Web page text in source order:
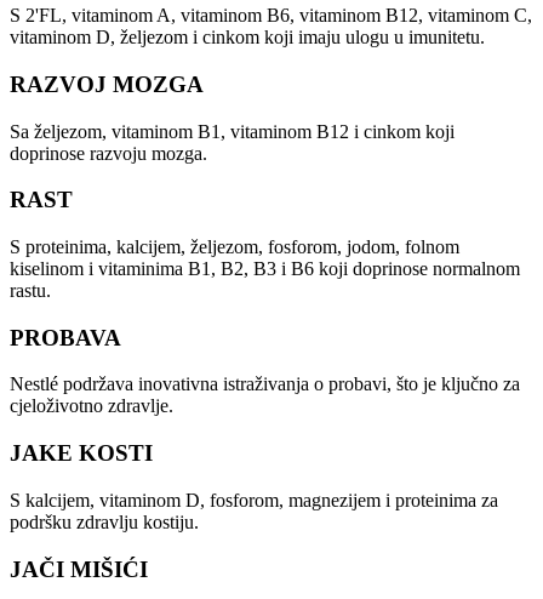
S 2'FL, vitaminom A, vitaminom B6, vitaminom B12, vitaminom C,
vitaminom D, željezom i cinkom koji imaju ulogu u imunitetu.​
RAZVOJ MOZGA
Sa željezom, vitaminom B1, vitaminom B12 i cinkom koji
doprinose razvoju mozga.​
RAST​
S proteinima, kalcijem, željezom, fosforom, jodom, folnom
kiselinom i vitaminima B1, B2, B3 i B6 koji doprinose normalnom
rastu.​
PROBAVA
Nestlé podržava inovativna istraživanja o probavi, što je ključno za
cjeloživotno zdravlje.​
JAKE KOSTI​
S kalcijem, vitaminom D, fosforom, magnezijem i proteinima za
podršku zdravlju kostiju.​
JAČI MIŠIĆI